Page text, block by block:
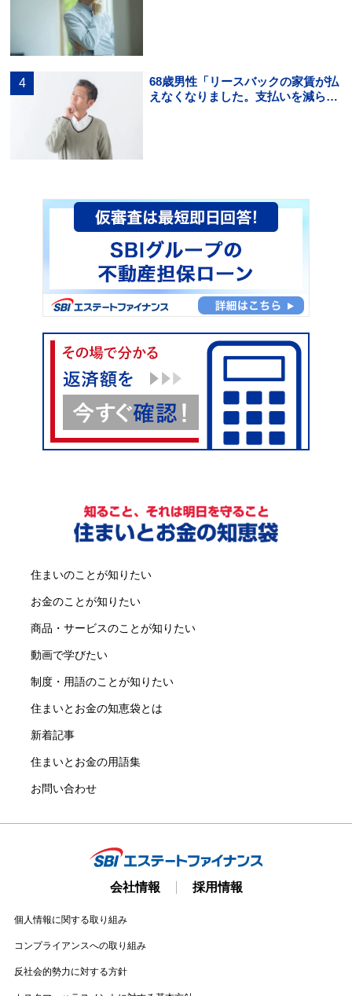
68歳男性「リースバックの家賃が払
えなくなりました。支払いを減らす
住まいのことが知りたい
お金のことが知りたい
商品・サービスのことが知りたい
動画で学びたい
制度・用語のことが知りたい
住まいとお金の知恵袋とは
新着記事
住まいとお金の用語集
お問い合わせ
会社情報 採用情報
個人情報に関する取り組み
コンプライアンスへの取り組み
反社会的勢力に対する方針